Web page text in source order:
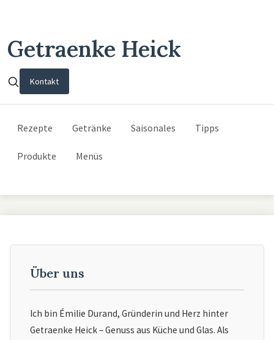
Getraenke Heick
Kontakt
Rezepte Getränke Saisonales Tipps
Produkte Menüs
Über uns
Ich bin Émilie Durand, Gründerin und Herz hinter
Getraenke Heick – Genuss aus Küche und Glas. Als